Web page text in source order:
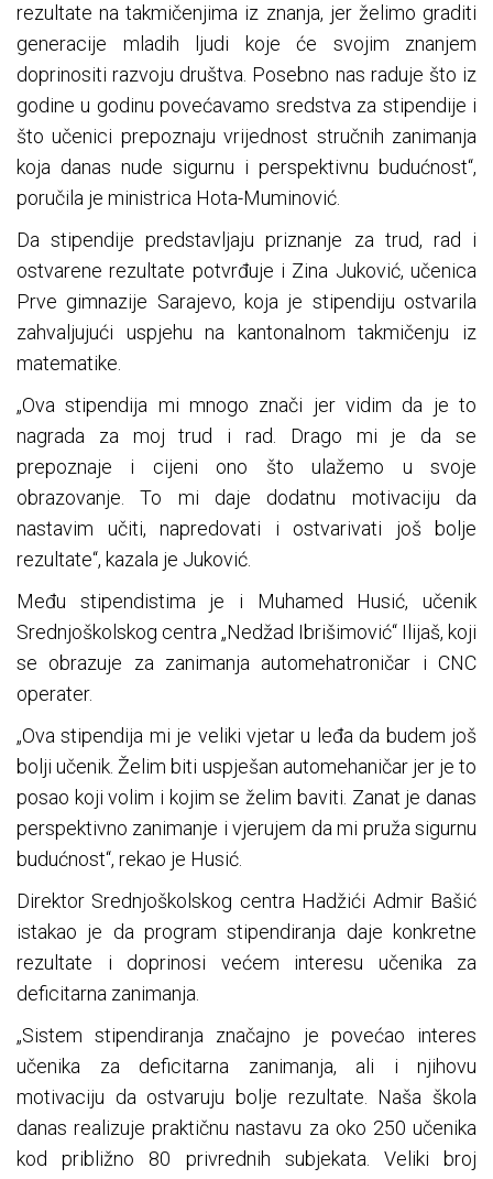
rezultate na takmičenjima iz znanja, jer želimo graditi
generacije mladih ljudi koje će svojim znanjem
doprinositi razvoju društva. Posebno nas raduje što iz
godine u godinu povećavamo sredstva za stipendije i
što učenici prepoznaju vrijednost stručnih zanimanja
koja danas nude sigurnu i perspektivnu budućnost“,
poručila je ministrica Hota-Muminović.
Da stipendije predstavljaju priznanje za trud, rad i
ostvarene rezultate potvrđuje i Zina Juković, učenica
Prve gimnazije Sarajevo, koja je stipendiju ostvarila
zahvaljujući uspjehu na kantonalnom takmičenju iz
matematike.
„Ova stipendija mi mnogo znači jer vidim da je to
nagrada za moj trud i rad. Drago mi je da se
prepoznaje i cijeni ono što ulažemo u svoje
obrazovanje. To mi daje dodatnu motivaciju da
nastavim učiti, napredovati i ostvarivati još bolje
rezultate“, kazala je Juković.
Među stipendistima je i Muhamed Husić, učenik
Srednjoškolskog centra „Nedžad Ibrišimović“ Ilijaš, koji
se obrazuje za zanimanja automehatroničar i CNC
operater.
„Ova stipendija mi je veliki vjetar u leđa da budem još
bolji učenik. Želim biti uspješan automehaničar jer je to
posao koji volim i kojim se želim baviti. Zanat je danas
perspektivno zanimanje i vjerujem da mi pruža sigurnu
budućnost“, rekao je Husić.
Direktor Srednjoškolskog centra Hadžići Admir Bašić
istakao je da program stipendiranja daje konkretne
rezultate i doprinosi većem interesu učenika za
deficitarna zanimanja.
„Sistem stipendiranja značajno je povećao interes
učenika za deficitarna zanimanja, ali i njihovu
motivaciju da ostvaruju bolje rezultate. Naša škola
danas realizuje praktičnu nastavu za oko 250 učenika
kod približno 80 privrednih subjekata. Veliki broj